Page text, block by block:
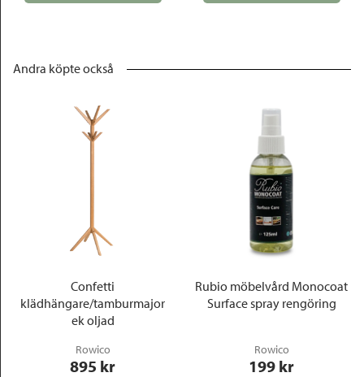
Andra köpte också
Confetti
klädhängare/tamburmajor
ek oljad
Rowico
895 kr
Rubio möbelvård Monocoat
Surface spray rengöring
Rowico
199 kr